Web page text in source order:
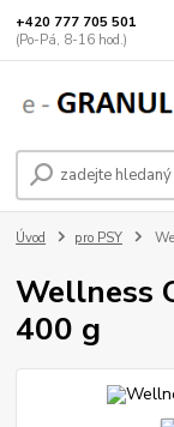
+420 777 705 501
(Po-Pá, 8-16 hod.)
Úvod pro PSY
Wellness
400 g